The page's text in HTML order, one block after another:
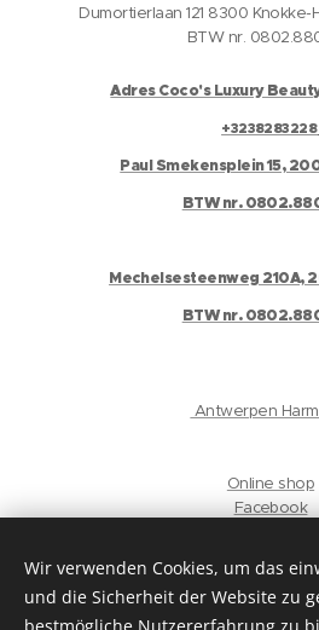
Dumortierlaan 121 8300
BTW nr.
Adres Coco's Luxury
+3238283228
Paul Smekensplein 15,
BTW nr.
Mechelsesteenweg 210A,
BTW nr.
Antwerpen
Online shop
Facebook
Wir verwenden Cookies, um das
und die Sicherheit der Website zu